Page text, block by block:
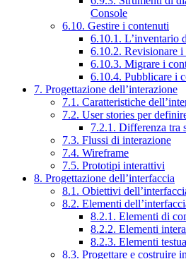
Console
6.10. Gestire i contenuti
6.10.1. L’inventario
6.10.2. Revisionare i
6.10.3. Migrare i
6.10.4. Pubblicare i
7. Progettazione dell’interazione
7.1. Caratteristiche
7.2. User stories per
7.2.1. Differenza tra
7.3. Flussi di interazione
7.4. Wireframe
7.5. Prototipi interattivi
8. Progettazione dell’interfaccia
8.1. Obiettivi
8.2. Elementi
8.2.1. Elementi di
8.2.2. Elementi
8.2.3. Elementi
8.3. Progettare e costruire